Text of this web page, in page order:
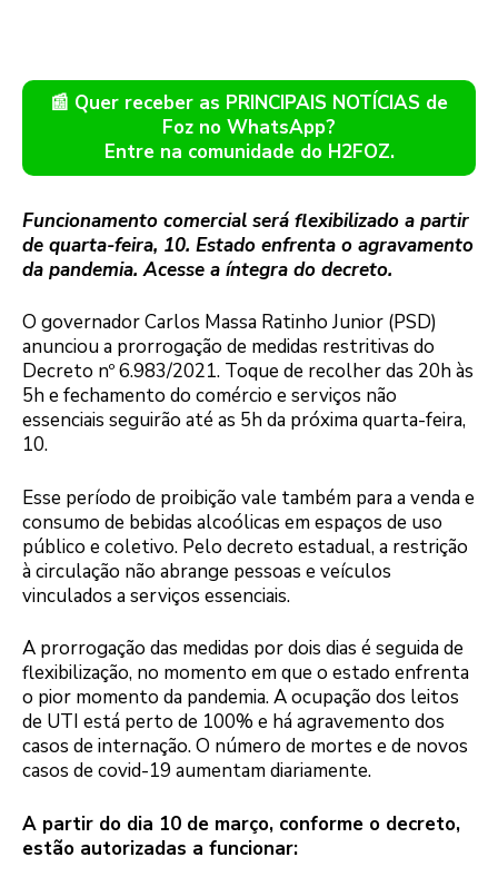
📰 Quer receber as PRINCIPAIS NOTÍCIAS de
Foz no WhatsApp?
Entre na comunidade do H2FOZ.
Funcionamento comercial será flexibilizado a partir
de quarta-feira, 10. Estado enfrenta o agravamento
da pandemia. Acesse a íntegra do decreto.
O governador Carlos Massa Ratinho Junior (PSD)
anunciou a prorrogação de medidas restritivas do
Decreto nº 6.983/2021. Toque de recolher das 20h às
5h e fechamento do comércio e serviços não
essenciais seguirão até as 5h da próxima quarta-feira,
10.
Esse período de proibição vale também para a venda e
consumo de bebidas alcoólicas em espaços de uso
público e coletivo. Pelo decreto estadual, a restrição
à circulação não abrange pessoas e veículos
vinculados a serviços essenciais.
A prorrogação das medidas por dois dias é seguida de
flexibilização, no momento em que o estado enfrenta
o pior momento da pandemia. A ocupação dos leitos
de UTI está perto de 100% e há agravemento dos
casos de internação. O número de mortes e de novos
casos de covid-19 aumentam diariamente.
A partir do dia 10 de março, conforme o decreto,
estão autorizadas a funcionar: